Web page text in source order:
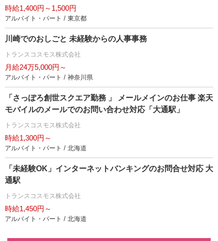
時給1,400円～1,500円
アルバイト・パート / 東京都
川崎でのおしごと 未経験からの人事事務
トランスコスモス株式会社
月給24万5,000円～
アルバイト・パート / 神奈川県
「さっぽろ創世スクエア勤務 」 メールメインのお仕事 楽天
モバイルのメールでのお問い合わせ対応「大通駅」
トランスコスモス株式会社
時給1,300円～
アルバイト・パート / 北海道
「未経験OK」インターネットバンキングのお問合せ対応 大
通駅
トランスコスモス株式会社
時給1,450円～
アルバイト・パート / 北海道